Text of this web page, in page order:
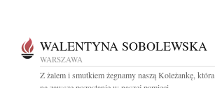
WALENTYNA SOBOLEWSKA
WARSZAWA
Z żalem i smutkiem żegnamy naszą Koleżankę, która